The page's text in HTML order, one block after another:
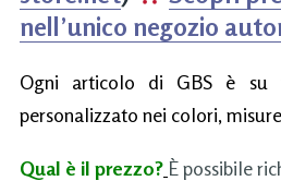
nell’unico negozio
Ogni articolo di GBS è su
personalizzato nei colori,
Qual è il prezzo? È possibile